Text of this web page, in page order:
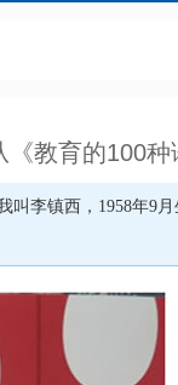
教育的100种
李镇西，1958年9